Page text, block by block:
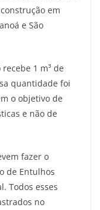
em
e São
1 m³ de
quantidade foi
o objetivo de
e não de
fazer o
de Entulhos
Todos esses
no